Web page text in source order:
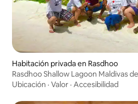
Habitación privada en Rasdhoo
Rasdhoo Shallow Lagoon Maldivas
Ubicación · Valor · Accesibilidad